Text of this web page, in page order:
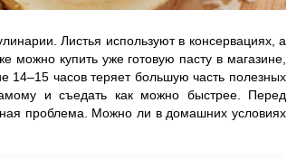
Листья используют в консервациях, а
можно купить уже готовую пасту в магазине,
14–15 часов теряет большую часть полезных
и съедать как можно быстрее. Перед
проблема. Можно ли в домашних условиях